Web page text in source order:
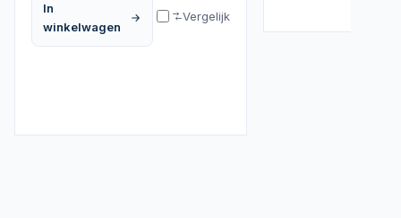
In
winkelwagen
Vergelijk